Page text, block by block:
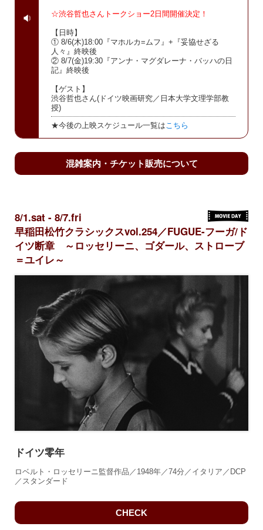
☆渋谷哲也さんトークショー2日間開催決定！
【日時】
① 8/6(木)18:00『マホルカ=ムフ』+『妥協せざる
人々』終映後
② 8/7(金)19:30『アンナ・マグダレーナ・バッハの日
記』終映後
【ゲスト】
渋谷哲也さん(ドイツ映画研究／日本大学文理学部教
授)
★今後の上映スケジュール一覧は こちら
混雑案内・チケット販売について
8/1.sat - 8/7.fri
早稲田松竹クラシックスvol.254／FUGUE-フーガ/ド
イツ断章 ～ロッセリーニ、ゴダール、ストローブ
＝ユイレ～
ドイツ零年
ロベルト・ロッセリーニ監督作品／1948年／74分／イタリア／DCP
／スタンダード
CHECK